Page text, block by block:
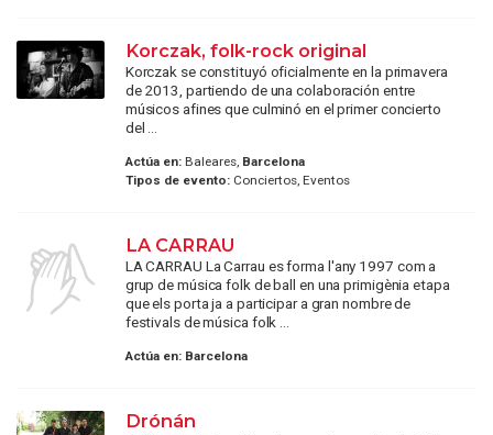
Korczak, folk-rock original
Korczak se constituyó oficialmente en la primavera
de 2013, partiendo de una colaboración entre
músicos afines que culminó en el primer concierto
del ...
Actúa en:Baleares, Barcelona
Tipos de evento:Conciertos, Eventos
LA CARRAU
LA CARRAU La Carrau es forma l'any 1997 com a
grup de música folk de ball en una primigènia etapa
que els porta ja a participar a gran nombre de
festivals de música folk ...
Actúa en: Barcelona
Drónán